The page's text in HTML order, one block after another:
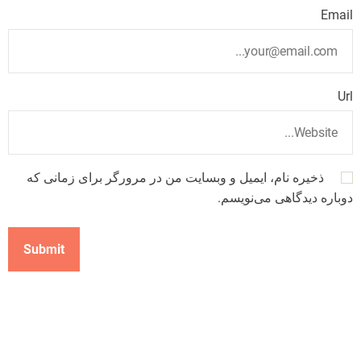
Email
Url
ذخیره نام، ایمیل و وبسایت من در مرورگر برای زمانی که
دوباره دیدگاهی می‌نویسم.